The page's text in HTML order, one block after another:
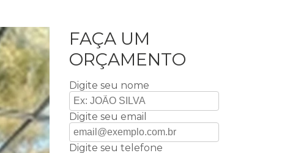
FAÇA UM
ORÇAMENTO
Digite seu nome
Digite seu email
Digite seu telefone